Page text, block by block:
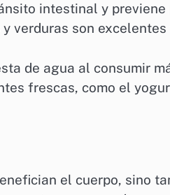
intestinal y
verduras son
de agua al consumir
frescas, como el
el cuerpo, sino